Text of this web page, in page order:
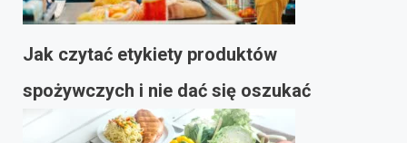
Jak czytać etykiety produktów
spożywczych i nie dać się oszukać